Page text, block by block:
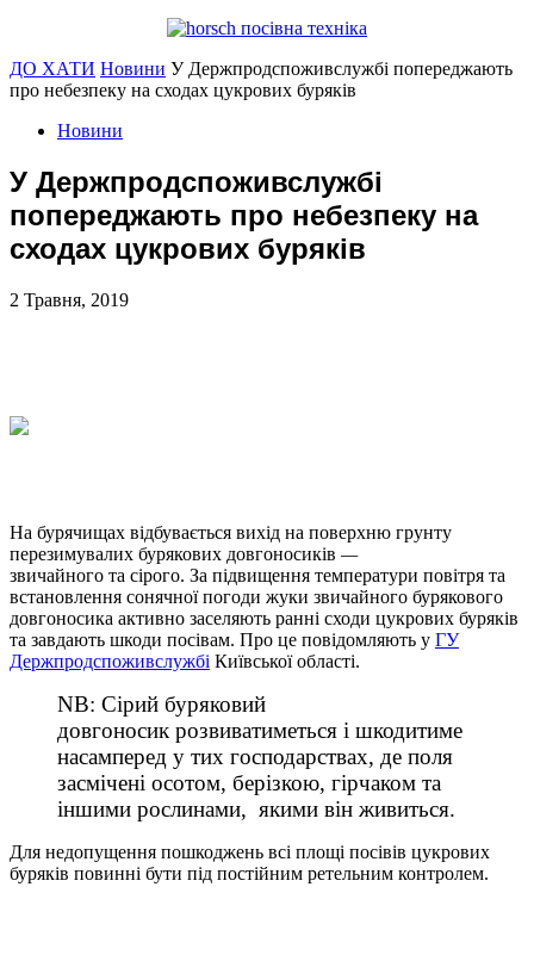
ДО ХАТИ Новини У Держпродспоживслужбі попереджають
про небезпеку на сходах цукрових буряків
Новини
У Держпродспоживслужбі
попереджають про небезпеку на
сходах цукрових буряків
2 Травня, 2019
На бурячищах відбувається вихід на поверхню грунту
перезимувалих бурякових довгоносиків —
звичайного та сірого. За підвищення температури повітря та
встановлення сонячної погоди жуки звичайного бурякового
довгоносика активно заселяють ранні сходи цукрових буряків
та завдають шкоди посівам. Про це повідомляють у ГУ
Держпродспоживслужбі Київської області.
NB: Сірий буряковий
довгоносик розвиватиметься і шкодитиме
насамперед у тих господарствах, де поля
засмічені осотом, берізкою, гірчаком та
іншими рослинами, якими він живиться.
Для недопущення пошкоджень всі площі посівів цукрових
буряків повинні бути під постійним ретельним контролем.